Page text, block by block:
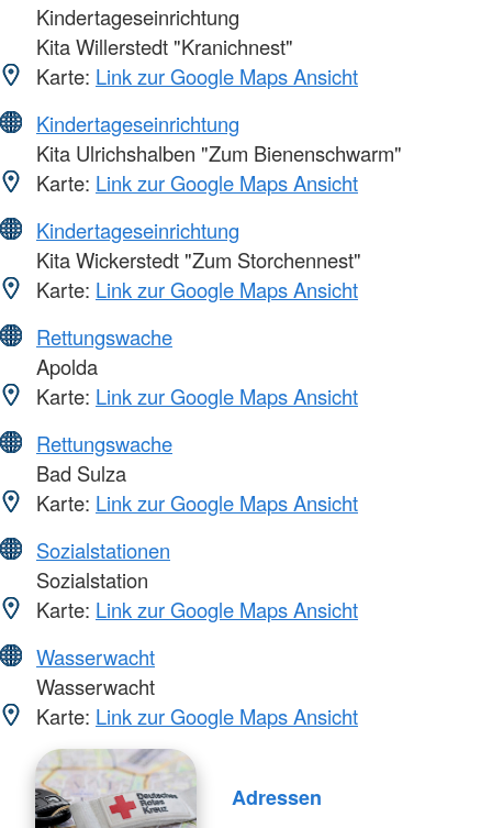
Kindertageseinrichtung
Kita Willerstedt "Kranichnest"
Karte: Link zur Google Maps Ansicht
Kindertageseinrichtung
Kita Ulrichshalben "Zum Bienenschwarm"
Karte: Link zur Google Maps Ansicht
Kindertageseinrichtung
Kita Wickerstedt "Zum Storchennest"
Karte: Link zur Google Maps Ansicht
Rettungswache
Apolda
Karte: Link zur Google Maps Ansicht
Rettungswache
Bad Sulza
Karte: Link zur Google Maps Ansicht
Sozialstationen
Sozialstation
Karte: Link zur Google Maps Ansicht
Wasserwacht
Wasserwacht
Karte: Link zur Google Maps Ansicht
Adressen